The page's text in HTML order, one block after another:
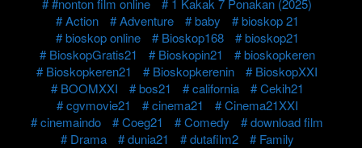
#nonton film online
1 Kakak 7 Ponakan (2025)
Action
Adventure baby
bioskop 21
bioskop online
Bioskop168
bioskop21
BioskopGratis21
Bioskopin21
bioskopkeren
Bioskopkeren21
Bioskopkerenin
BioskopXXI
BOOMXXI
bos21 california
Cekih21
cgvmovie21
cinema21
Cinema21XXI
cinemaindo
Coeg21 Comedy
download film
Drama
dunia21 dutafilm2
Family